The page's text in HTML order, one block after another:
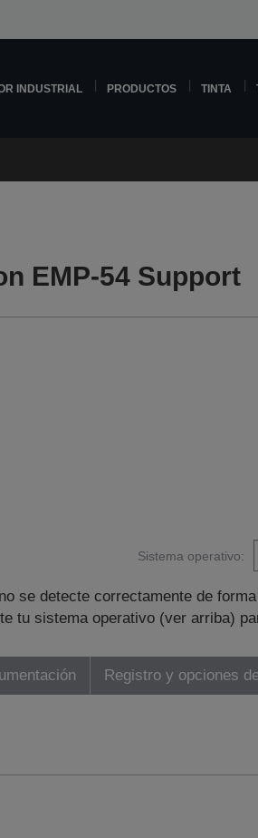
INDUSTRIAL PRODUCTOS TINTA
EMP-54 Support
Sistema operativo:
se detecte correctamente de
tu sistema operativo (ver arriba)
Registro y opciones